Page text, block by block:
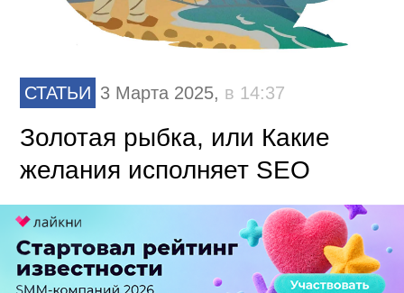
СТАТЬИ 3 Марта 2025, в 14:37
Золотая рыбка, или Какие
желания исполняет SEO